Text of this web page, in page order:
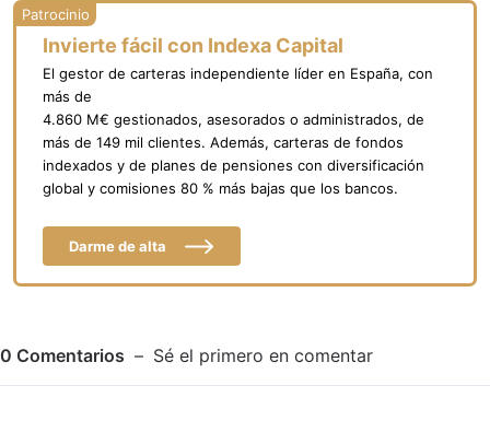
Invierte fácil con Indexa Capital
El gestor de carteras independiente líder en España, con
más de
4.860 M€ gestionados, asesorados o administrados, de
más de 149 mil clientes. Además, carteras de fondos
indexados y de planes de pensiones con diversificación
global y comisiones 80 % más bajas que los bancos.
Darme de alta
0 Comentarios Sé el primero en comentar